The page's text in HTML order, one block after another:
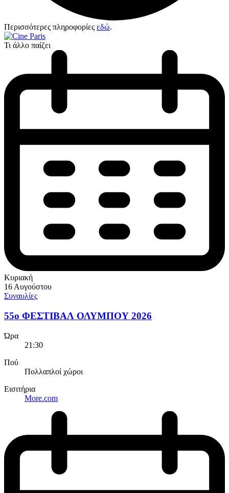
Περισσότερες πληροφορίες εδώ.
Τι άλλο παίζει
Κυριακή
16 Αυγούστου
Συναυλίες
55ο ΦΕΣΤΙΒΑΛ ΟΛΥΜΠΟΥ 2026
Ώρα
21:30
Πού
Πολλαπλοί χώροι
Εισιτήρια
More.com